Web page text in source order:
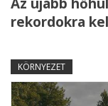
Az újabb
rekordokra
KÖRNYEZET